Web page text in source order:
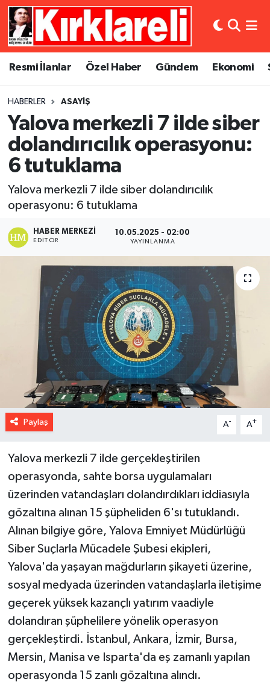
Resmi İlanlar Özel Haber Gündem Ekonomi
HABERLER ASAYIŞ
Yalova merkezli 7 ilde siber
dolandırıcılık operasyonu:
6 tutuklama
Yalova merkezli 7 ilde siber dolandırıcılık
operasyonu: 6 tutuklama
HABER MERKEZI
EDITÖR
10.05.2025 - 02:00
YAYINLANMA
Paylaş A- A+
Yalova merkezli 7 ilde gerçekleştirilen
operasyonda, sahte borsa uygulamaları
üzerinden vatandaşları dolandırdıkları iddiasıyla
gözaltına alınan 15 şüpheliden 6'sı tutuklandı.
Alınan bilgiye göre, Yalova Emniyet Müdürlüğü
Siber Suçlarla Mücadele Şubesi ekipleri,
Yalova'da yaşayan mağdurların şikayeti üzerine,
sosyal medyada üzerinden vatandaşlarla iletişime
geçerek yüksek kazançlı yatırım vaadiyle
dolandıran şüphelilere yönelik operasyon
gerçekleştirdi. İstanbul, Ankara, İzmir, Bursa,
Mersin, Manisa ve Isparta'da eş zamanlı yapılan
operasyonda 15 zanlı gözaltına alındı.
Resmi İlanlar
Gündem
Ekonomi
Siyaset
Asayiş
Dünya
Eğitim
Kültür Sanat
Medya
Künye
Gizlilik Sözleşmesi
Merkez Nöbetçi Eczaneler
Merkez Trafik Yoğunluk Haritası
Süper Lig Puan Durumu ve Fikstür
Tüm Manşetler
Son Dakika Haberleri
Haber Arşivi